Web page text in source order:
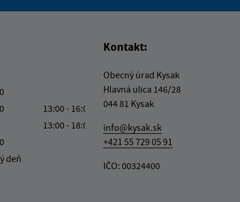
13:00 - 16:00
13:00 - 18:00
deň
Kontakt:
Obecný úrad Kysak
Hlavná ulica 146/28
044 81 Kysak
info@kysak.sk
+421 55 729 05 91
IČO: 00324400